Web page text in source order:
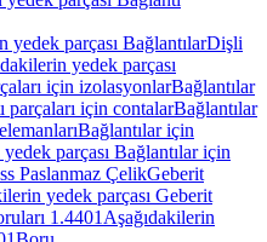
yedek parçası BağlantılarDişli
yedek parçası
için izolasyonlarBağlantılar
parçaları için contalarBağlantılar
Bağlantılar için
parçası Bağlantılar için
Paslanmaz ÇelikGeberit
yedek parçası Geberit
1.4401 Aşağıdakilerin